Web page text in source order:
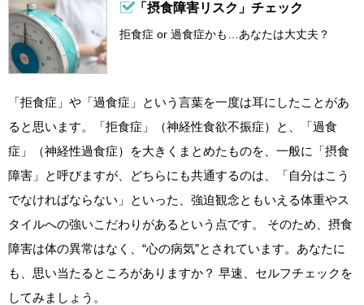
「摂食障害リスク」チェック
拒食症 or 過食症かも…あなたは大丈夫？
「拒食症」や「過食症」という言葉を一度は耳にしたことがあ
ると思います。「拒食症」（神経性食欲不振症）と、「過食
症」（神経性過食症）を大きくまとめたものを、一般に「摂食
障害」と呼びますが、どちらにも共通するのは、「自分はこう
でなければならない」といった、強迫観念ともいえる体重やス
タイルへの強いこだわりがあるという点です。 そのため、摂食
障害は体の異常はなく、“心の病気”とされています。あなたに
も、思い当たるところがありますか？ 早速、セルフチェックを
してみましょう。